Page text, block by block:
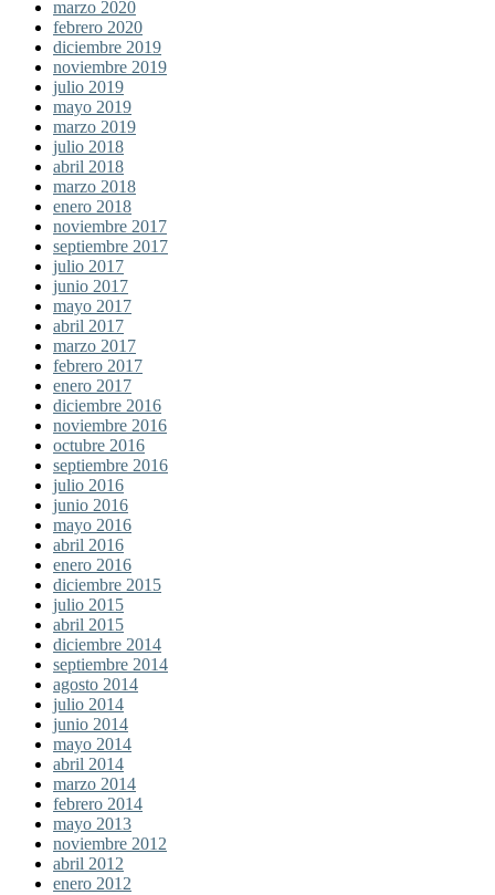
marzo 2020
febrero 2020
diciembre 2019
noviembre 2019
julio 2019
mayo 2019
marzo 2019
julio 2018
abril 2018
marzo 2018
enero 2018
noviembre 2017
septiembre 2017
julio 2017
junio 2017
mayo 2017
abril 2017
marzo 2017
febrero 2017
enero 2017
diciembre 2016
noviembre 2016
octubre 2016
septiembre 2016
julio 2016
junio 2016
mayo 2016
abril 2016
enero 2016
diciembre 2015
julio 2015
abril 2015
diciembre 2014
septiembre 2014
agosto 2014
julio 2014
junio 2014
mayo 2014
abril 2014
marzo 2014
febrero 2014
mayo 2013
noviembre 2012
abril 2012
enero 2012